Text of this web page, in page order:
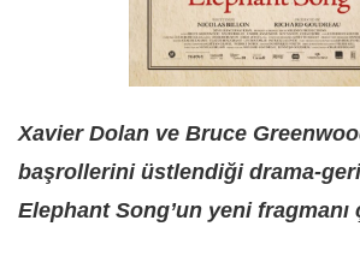
Xavier Dolan ve Bruce
başrollerini üstlendiği drama-
Elephant Song’un yeni fragmanı